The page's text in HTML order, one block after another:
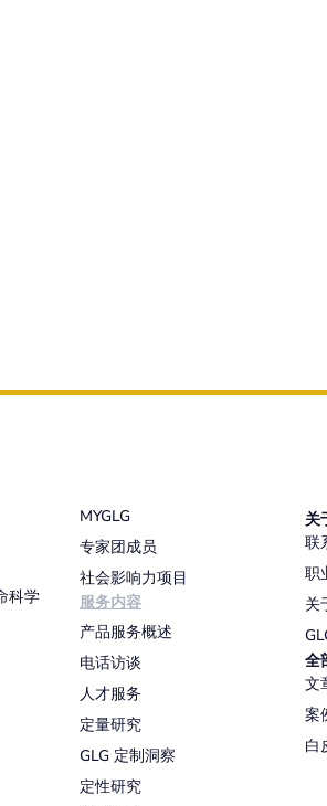
科学
MYGLG
专家团成员
社会影响力项目
服务内容
产品服务概述
电话访谈
人才服务
定量研究
GLG 定制洞察
定性研究
关
联
职
关
全
文
案
白